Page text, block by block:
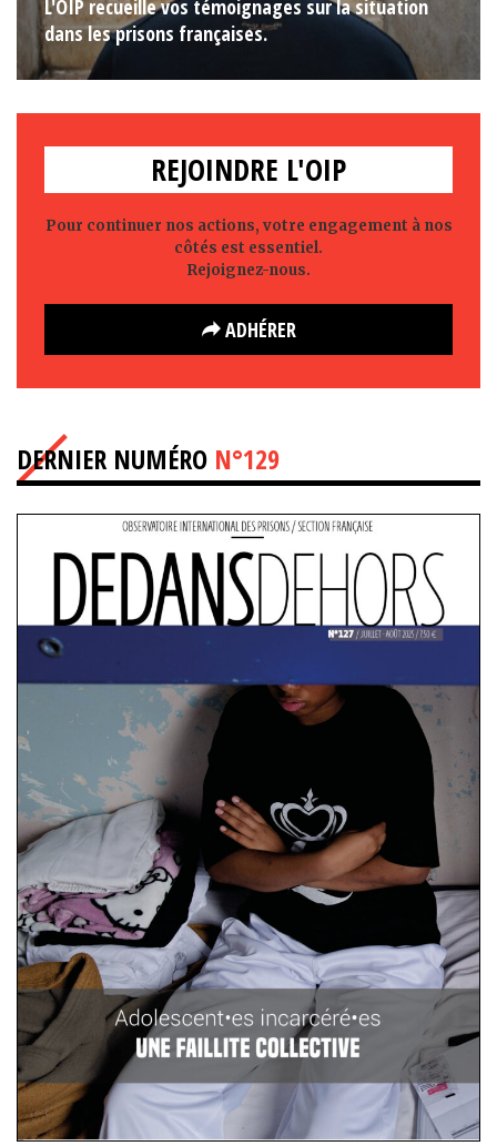
L'OIP recueille vos témoignages sur la situation
dans les prisons françaises.
REJOINDRE L'OIP
Pour continuer nos actions, votre engagement à nos
côtés est essentiel.
Rejoignez-nous.
ADHÉRER
DERNIER NUMÉRO N°129